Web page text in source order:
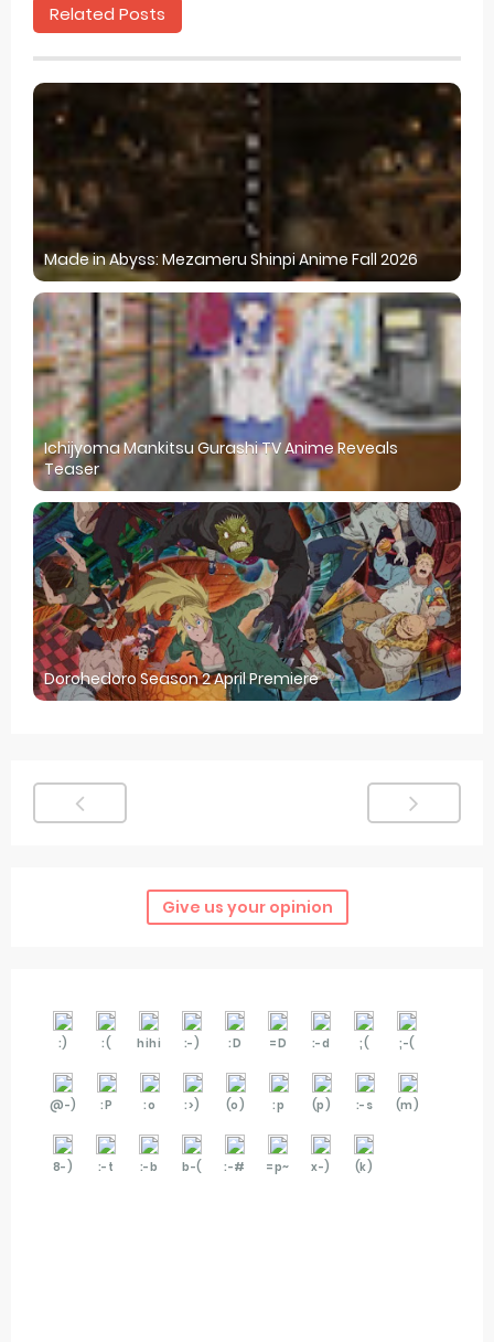
Related Posts
Made in Abyss: Mezameru Shinpi Anime Fall 2026
Ichijyoma Mankitsu Gurashi TV Anime Reveals
Teaser
Dorohedoro Season 2 April Premiere
Give us your opinion
:) :( hihi :-) :D =D :-d ;( ;-(
@-) :P :o :>) (o) :p (p) :-s (m)
8-) :-t :-b b-( :-# =p~ x-) (k)